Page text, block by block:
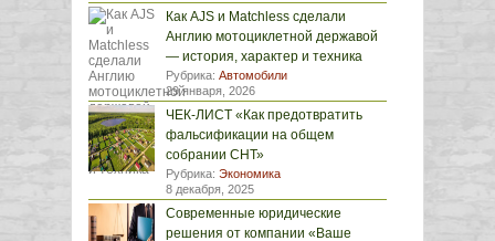
Как AJS и Matchless сделали
Англию мотоциклетной державой
— история, характер и техника
Рубрика: Автомобили
29 января, 2026
ЧЕК-ЛИСТ «Как предотвратить
фальсификации на общем
собрании СНТ»
Рубрика: Экономика
8 декабря, 2025
Современные юридические
решения от компании «Ваше